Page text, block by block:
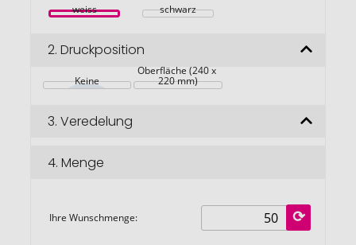
weiss schwarz
2. Druckposition
Keine
Oberfläche (240 x
220 mm)
3. Veredelung
4. Menge
Ihre Wunschmenge: